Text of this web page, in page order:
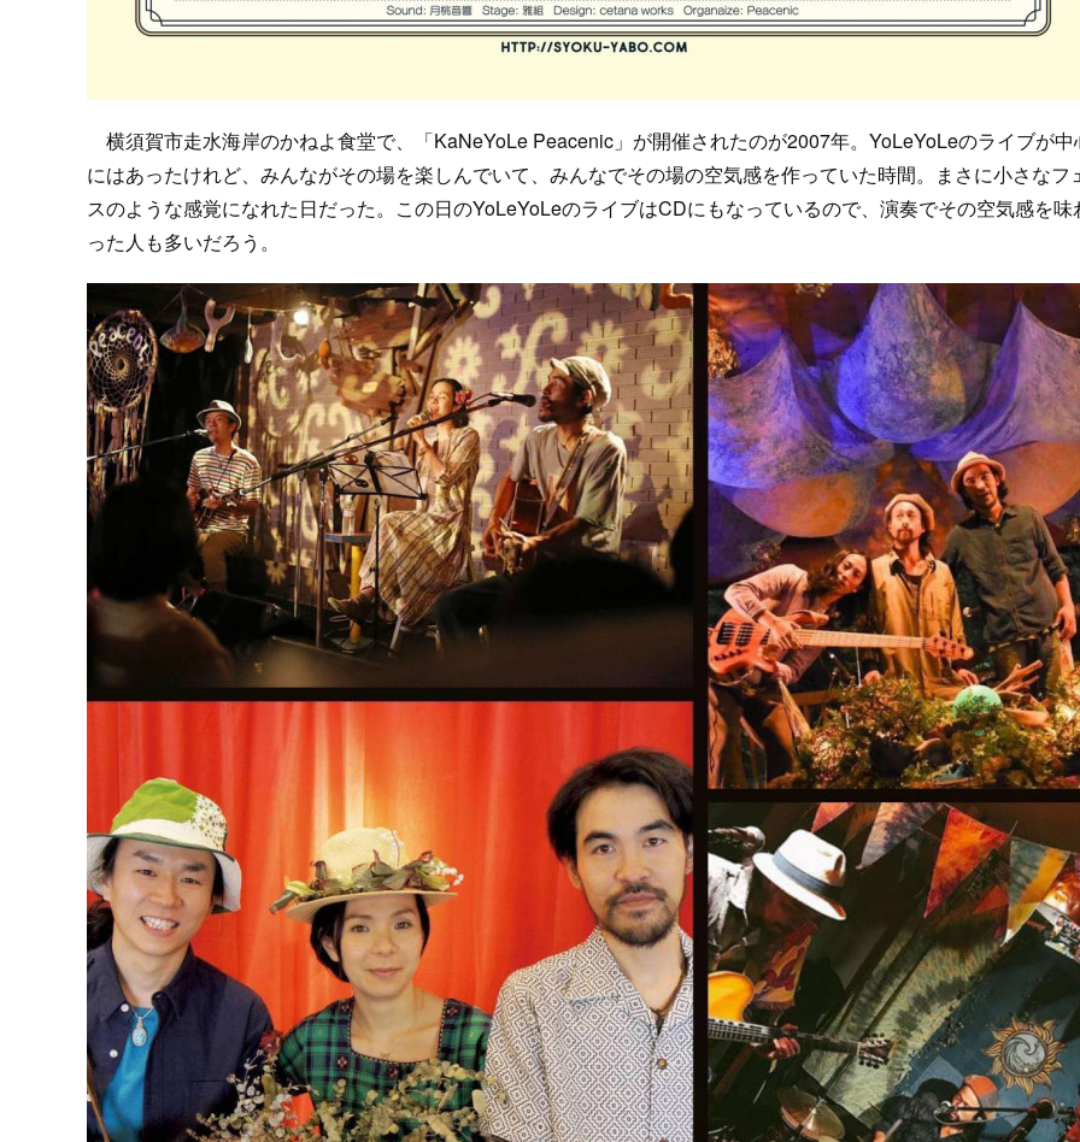
横須賀市走水海岸のかねよ食堂で、「KaNeYoLe Peacenic」が開催されたのが2007年。YoLeYoLeのライブが中
にはあったけれど、みんながその場を楽しんでいて、みんなでその場の空気感を作っていた時間。まさに小さなフ
スのような感覚になれた日だった。この日のYoLeYoLeのライブはCDにもなっているので、演奏でその空気感を味
った人も多いだろう。